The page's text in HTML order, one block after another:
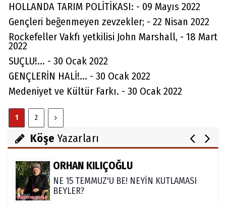
HOLLANDA TARIM POLİTİKASI: - 09 Mayıs 2022
Gençleri beğenmeyen zevzekler; - 22 Nisan 2022
Rockefeller Vakfı yetkilisi John Marshall, - 18 Mart
2022
SUÇLU!... - 30 Ocak 2022
GENÇLERİN HALİ!... - 30 Ocak 2022
Medeniyet ve Kültür Farkı. - 30 Ocak 2022
1 2
Köşe Yazarları
Av. Cemil Can
FARELERİ DİNLEMEYİN!..
Abdullah Gözaydın
ALLAH cc. MUCİZE YARATMAZ.
ORHAN KILIÇOĞLU
NE 15 TEMMUZ'U BE! NEYİN KUTLAMASI
BEYLER?